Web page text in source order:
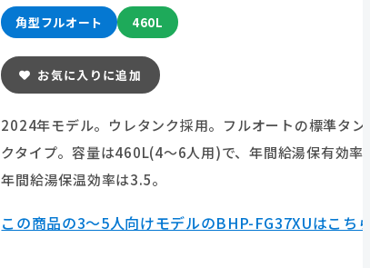
角型フルオート 460L
お気に入りに追加
2024年モデル。ウレタンク採用。フルオートの標準タン
クタイプ。容量は460L(4～6人用)で、年間給湯保有効率は
年間給湯保温効率は3.5。
この商品の3～5人向けモデルのBHP-FG37XUはこちら